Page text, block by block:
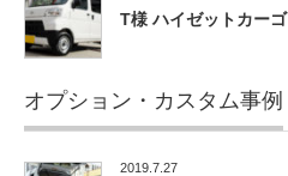
T様 ハイゼットカーゴ
オプション・カスタム事例
2019.7.27